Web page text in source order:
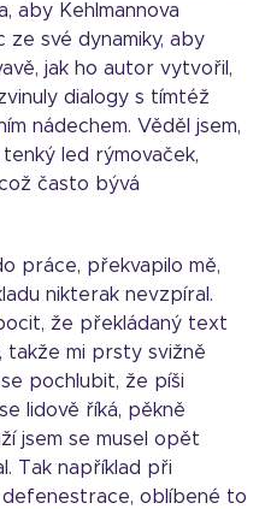
aby Kehlmannova
své dynamiky, aby
jak ho autor vytvořil,
dialogy s tímtéž
nádechem. Věděl jsem,
led rýmovaček,
často bývá
práce, překvapilo mě,
nikterak nevzpíral.
že překládaný text
takže mi prsty svižně
pochlubit, že píši
lidově říká, pěkně
jsem se musel opět
Tak například při
defenestrace, oblíbené to